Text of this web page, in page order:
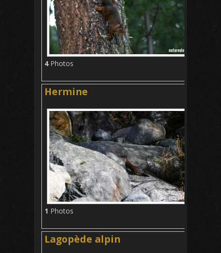
4Photos
Hermine
1 Photos
Lagopède alpin